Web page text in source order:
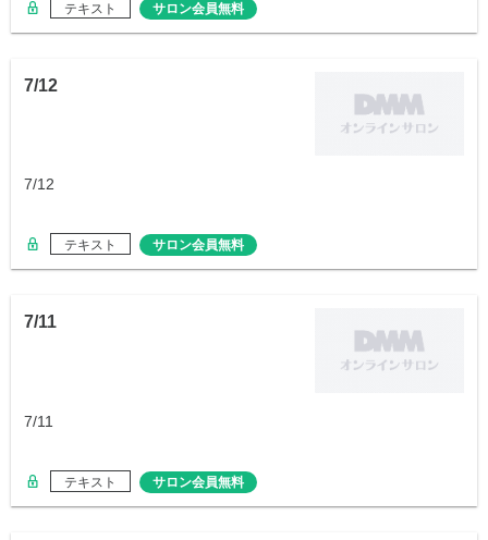
テキスト サロン会員無料
7/12
7/12
テキスト サロン会員無料
7/11
7/11
テキスト サロン会員無料